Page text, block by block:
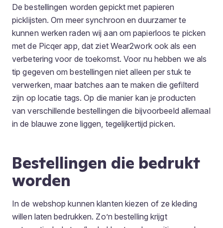
De bestellingen worden gepickt met papieren
picklijsten. Om meer synchroon en duurzamer te
kunnen werken raden wij aan om papierloos te picken
met de Picqer app, dat ziet Wear2work ook als een
verbetering voor de toekomst. Voor nu hebben we als
tip gegeven om bestellingen niet alleen per stuk te
verwerken, maar batches aan te maken die gefilterd
zijn op locatie tags. Op die manier kan je producten
van verschillende bestellingen die bijvoorbeeld allemaal
in de blauwe zone liggen, tegelijkertijd picken.
Bestellingen die bedrukt
worden
In de webshop kunnen klanten kiezen of ze kleding
willen laten bedrukken. Zo’n bestelling krijgt